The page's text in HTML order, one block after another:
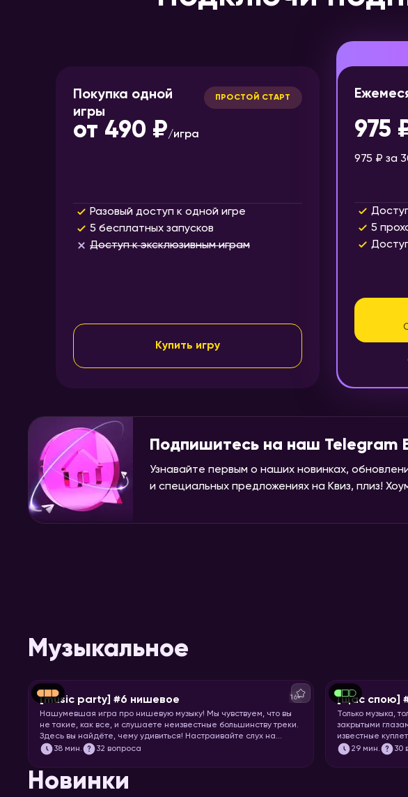
Покупка одной
игры
ПРОСТОЙ СТАРТ
от 490 ₽/игра
Разовый доступ к одной игре
5 бесплатных запусков
Доступ к эксклюзивным играм
Купить игру
975
975 ₽ за
5
Подпишитесь на наш Telegram
Узнавайте первым о наших новинках,
и специальных предложениях на Квиз, плиз!
Музыкальное
[music party] #6 нишевое 16+
Нашумевшая игра про нишевую музыку! Мы чувствуем, что вы
не такие, как все, и слушаете неизвестные большинству треки.
Здесь вы найдёте, чему удивиться! Настраивайте слух на
изысканную непопулярную музыку всех жанров, эпох и стран. И
38 мин. 32 вопроса
[щас спою]
Только музыка,
закрытыми
известные
и радостно!
29мин. 30
Новинки